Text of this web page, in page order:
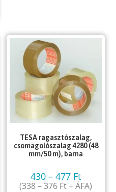
TESA ragasztószalag,
csomagolószalag 4280 (48
mm/50 m), barna
430–477 Ft
(338–376 Ft+ ÁFA)